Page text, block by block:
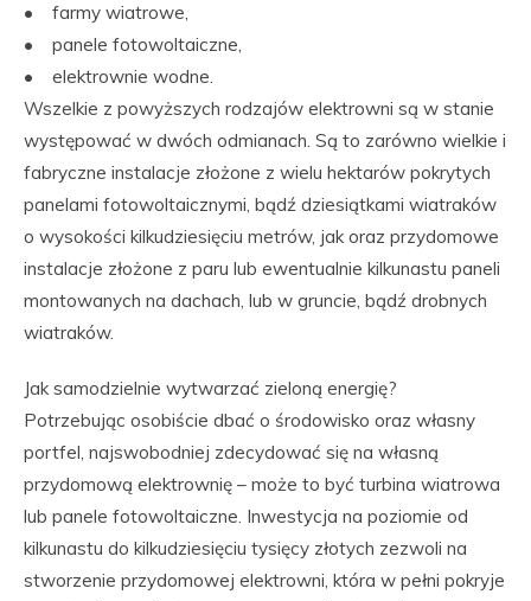
• farmy wiatrowe,
• panele fotowoltaiczne,
• elektrownie wodne.
Wszelkie z powyższych rodzajów elektrowni są w stanie
występować w dwóch odmianach. Są to zarówno wielkie i
fabryczne instalacje złożone z wielu hektarów pokrytych
panelami fotowoltaicznymi, bądź dziesiątkami wiatraków
o wysokości kilkudziesięciu metrów, jak oraz przydomowe
instalacje złożone z paru lub ewentualnie kilkunastu paneli
montowanych na dachach, lub w gruncie, bądź drobnych
wiatraków.
Jak samodzielnie wytwarzać zieloną energię?
Potrzebując osobiście dbać o środowisko oraz własny
portfel, najswobodniej zdecydować się na własną
przydomową elektrownię – może to być turbina wiatrowa
lub panele fotowoltaiczne. Inwestycja na poziomie od
kilkunastu do kilkudziesięciu tysięcy złotych zezwoli na
stworzenie przydomowej elektrowni, która w pełni pokryje